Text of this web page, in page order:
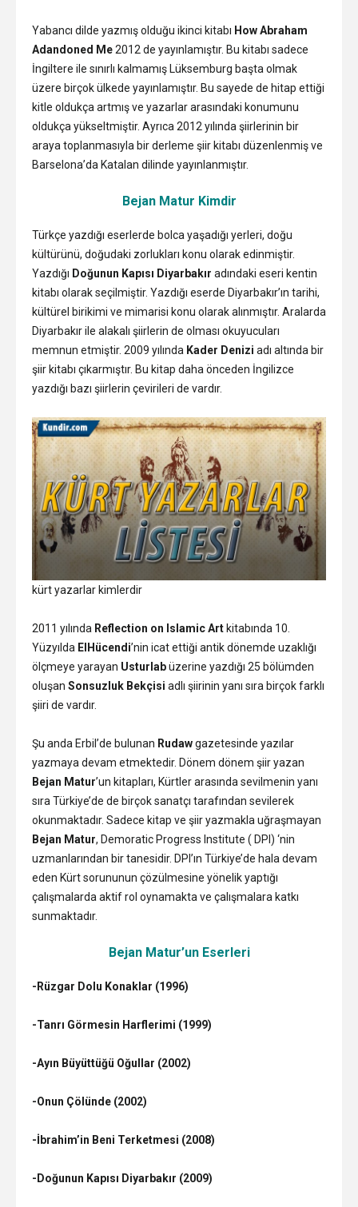
Yabancı dilde yazmış olduğu ikinci kitabı How Abraham
Adandoned Me2012 de yayınlamıştır. Bu kitabı sadece
İngiltere ile sınırlı kalmamış Lüksemburg başta olmak
üzere birçok ülkede yayınlamıştır. Bu sayede de hitap ettiği
kitle oldukça artmış ve yazarlar arasındaki konumunu
oldukça yükseltmiştir. Ayrıca 2012 yılında şiirlerinin bir
araya toplanmasıyla bir derleme şiir kitabı düzenlenmiş ve
Barselona’da Katalan dilinde yayınlanmıştır.
Bejan Matur Kimdir
Türkçe yazdığı eserlerde bolca yaşadığı yerleri, doğu
kültürünü, doğudaki zorlukları konu olarak edinmiştir.
Yazdığı Doğunun Kapısı Diyarbakır adındaki eseri kentin
kitabı olarak seçilmiştir. Yazdığı eserde Diyarbakır’ın tarihi,
kültürel birikimi ve mimarisi konu olarak alınmıştır. Aralarda
Diyarbakır ile alakalı şiirlerin de olması okuyucuları
memnun etmiştir. 2009 yılında Kader Denizi adı altında bir
şiir kitabı çıkarmıştır. Bu kitap daha önceden İngilizce
yazdığı bazı şiirlerin çevirileri de vardır.
kürt yazarlar kimlerdir
2011 yılında Reflection on Islamic Art kitabında 10.
Yüzyılda ElHücendi’nin icat ettiği antik dönemde uzaklığı
ölçmeye yarayan Usturlabüzerine yazdığı 25 bölümden
oluşan Sonsuzluk Bekçisi adlı şiirinin yanı sıra birçok farklı
şiiri de vardır.
Şu anda Erbil’de bulunan Rudawgazetesinde yazılar
yazmaya devam etmektedir. Dönem dönem şiir yazan
Bejan Matur’un kitapları, Kürtler arasında sevilmenin yanı
sıra Türkiye’de de birçok sanatçı tarafından sevilerek
okunmaktadır. Sadece kitap ve şiir yazmakla uğraşmayan
Bejan Matur, Demoratic Progress Institute ( DPI) ‘nin
uzmanlarından bir tanesidir. DPI’ın Türkiye’de hala devam
eden Kürt sorununun çözülmesine yönelik yaptığı
çalışmalarda aktif rol oynamakta ve çalışmalara katkı
sunmaktadır.
Bejan Matur’un Eserleri
-Rüzgar Dolu Konaklar (1996)
-Tanrı Görmesin Harflerimi (1999)
-Ayın Büyüttüğü Oğullar (2002)
-Onun Çölünde (2002)
-İbrahim’in Beni Terketmesi (2008)
-Doğunun Kapısı Diyarbakır (2009)